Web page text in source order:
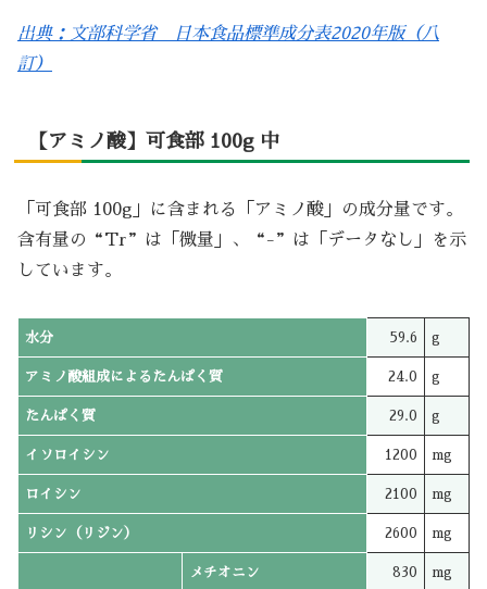
出典：文部科学省 日本食品標準成分表2020年版（八
訂）
【アミノ酸】可食部 100g 中
「可食部 100g」に含まれる「アミノ酸」の成分量です。
含有量の“Tr”は「微量」、“-”は「データなし」を示
しています。
水分 59.6 g
アミノ酸組成によるたんぱく質 24.0 g
たんぱく質 29.0 g
イソロイシン 1200 mg
ロイシン 2100 mg
リシン（リジン） 2600 mg
メチオニン 830 mg